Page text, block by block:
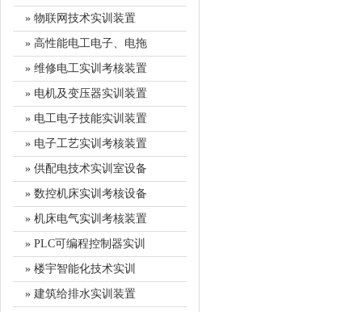
» 物联网技术实训装置
» 高性能电工电子、电拖
» 维修电工实训考核装置
» 电机及变压器实训装置
» 电工电子技能实训装置
» 电子工艺实训考核装置
» 供配电技术实训室设备
» 数控机床实训考核设备
» 机床电气实训考核装置
» PLC可编程控制器实训
» 楼宇智能化技术实训
» 建筑给排水实训装置